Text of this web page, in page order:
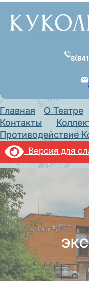
содержимому
Главная О Театре
Контакты
Противодействие
Версия для